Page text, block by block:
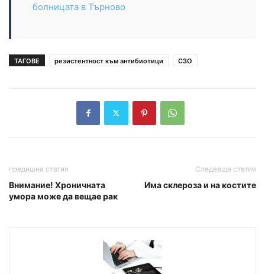
болницата в Търново
ТАГОВЕ резистентност към антибиотици СЗО
предишна статия
Внимание! Хроничната
умора може да вещае рак
Следваща статия
Има склероза и на костите